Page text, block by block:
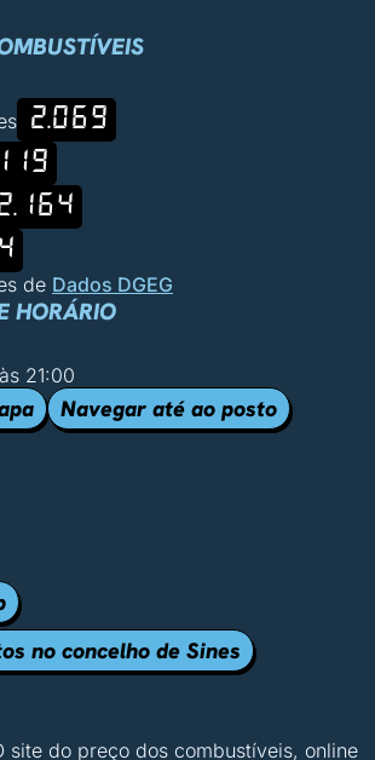
2.069
de Dados DGEG
HORÁRIO
21:00
Navegar até ao posto
no concelho de Sines
site do preço dos combustíveis, online